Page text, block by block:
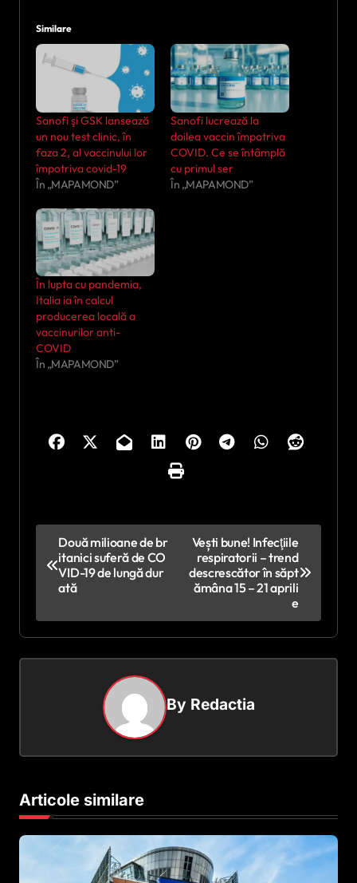
Similare
Sanofi şi GSK lansează
un nou test clinic, în
faza 2, al vaccinului lor
împotriva covid-19
În „MAPAMOND”
Sanofi lucrează la
doilea vaccin împotriva
COVID. Ce se întâmplă
cu primul ser
În „MAPAMOND”
În lupta cu pandemia,
Italia ia în calcul
producerea locală a
vaccinurilor anti-
COVID
În „MAPAMOND”
i
g
a
r
Două milioane de br
itanici suferă de CO
VID-19 de lungă dur
ată
Vești bune! Infecţiile
respiratorii – trend
descrescător în săpt
ămâna 15 – 21 aprili
e
By Redactia
Articole similare